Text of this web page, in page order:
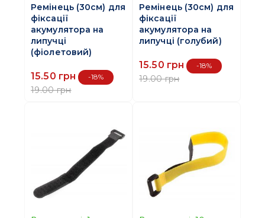
Ремінець (30см) для
фіксації
акумулятора на
липучці
(фіолетовий)
15.50 грн -18%
19.00 грн
Ремінець (30см) для
фіксації
акумулятора на
липучці (голубий)
15.50 грн -18%
19.00 грн